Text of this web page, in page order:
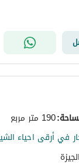
:190 متر مربع